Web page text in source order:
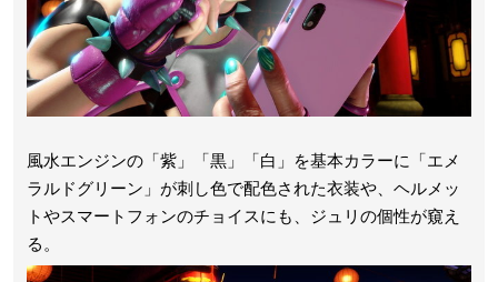
風水エンジンの「紫」「黒」「白」を基本カラーに「エメ
ラルドグリーン」が刺し色で配色された衣装や、ヘルメッ
トやスマートフォンのチョイスにも、ジュリの個性が窺え
る。